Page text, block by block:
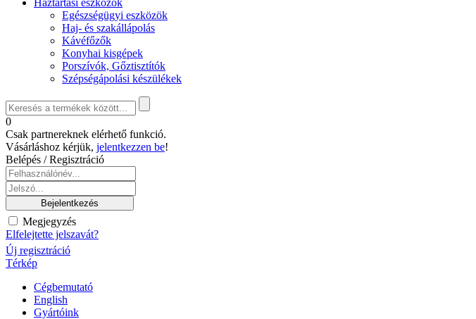
Háztartási eszközök
Egészségügyi eszközök
Haj- és szakállápolás
Kávéfőzők
Konyhai kisgépek
Porszívók, Gőztisztítók
Szépségápolási készülékek
0
Csak partnereknek elérhető funkció.
Vásárláshoz kérjük, jelentkezzen be!
Belépés / Regisztráció
Megjegyzés
Elfelejtette jelszavát?
Új regisztráció
Térkép
Cégbemutató
English
Gyártóink